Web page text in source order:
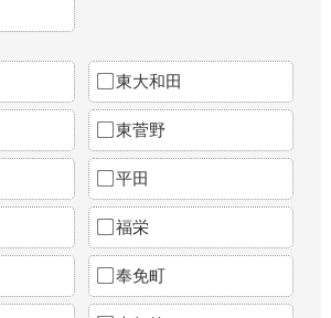
東大和田
東菅野
平田
福栄
奉免町